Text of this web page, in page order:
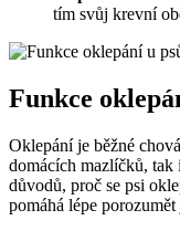
tím svůj krevní
Funkce
Oklepání je běžné
domácích mazlíčků,
důvodů, proč se psi
pomáhá lépe